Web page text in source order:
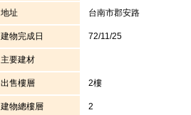
地址 台南市郡安路
建物完成日 72/11/25
主要建材
出售樓層 2樓
建物總樓層 2